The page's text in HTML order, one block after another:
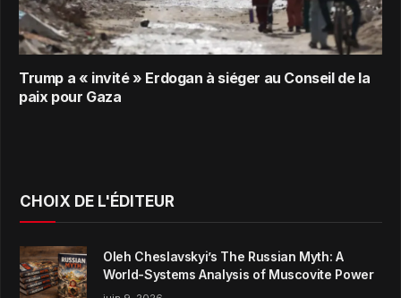
Trump a « invité » Erdogan à siéger au Conseil de la
paix pour Gaza
CHOIX DE L'ÉDITEUR
Oleh Cheslavskyi’s The Russian Myth: A
World-Systems Analysis of Muscovite Power